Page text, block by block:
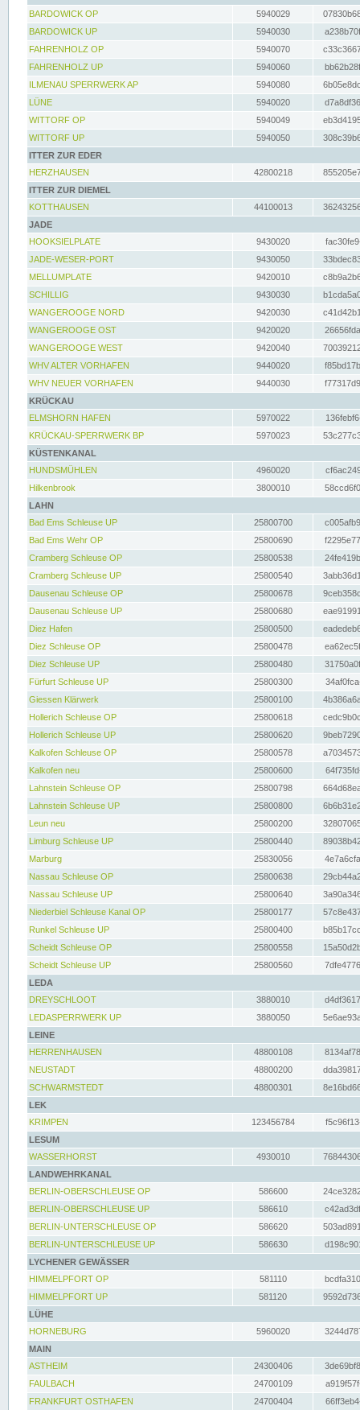
BARDOWICK OP
5940029
BARDOWICK UP
5940030
FAHRENHOLZ OP
5940070
FAHRENHOLZ UP
5940060
ILMENAU SPERRWERK AP
5940080
LÜNE
5940020
WITTORF OP
5940049
WITTORF UP
5940050
ITTER ZUR EDER
HERZHAUSEN
42800218
ITTER ZUR DIEMEL
KOTTHAUSEN
44100013
JADE
HOOKSIELPLATE
9430020
JADE-WESER-PORT
9430050
MELLUMPLATE
9420010
SCHILLIG
9430030
WANGEROOGE NORD
9420030
WANGEROOGE OST
9420020
WANGEROOGE WEST
9420040
WHV ALTER VORHAFEN
9440020
WHV NEUER VORHAFEN
9440030
KRÜCKAU
ELMSHORN HAFEN
5970022
KRÜCKAU-SPERRWERK BP
5970023
KÜSTENKANAL
HUNDSMÜHLEN
4960020
Hilkenbrook
3800010
LAHN
Bad Ems Schleuse UP
25800700
Bad Ems Wehr OP
25800690
Cramberg Schleuse OP
25800538
Cramberg Schleuse UP
25800540
Dausenau Schleuse OP
25800678
Dausenau Schleuse UP
25800680
Diez Hafen
25800500
Diez Schleuse OP
25800478
Diez Schleuse UP
25800480
Fürfurt Schleuse UP
25800300
Giessen Klärwerk
25800100
Hollerich Schleuse OP
25800618
Hollerich Schleuse UP
25800620
Kalkofen Schleuse OP
25800578
Kalkofen neu
25800600
Lahnstein Schleuse OP
25800798
Lahnstein Schleuse UP
25800800
Leun neu
25800200
Limburg Schleuse UP
25800440
Marburg
25830056
Nassau Schleuse OP
25800638
Nassau Schleuse UP
25800640
Niederbiel Schleuse Kanal OP
25800177
Runkel Schleuse UP
25800400
Scheidt Schleuse OP
25800558
Scheidt Schleuse UP
25800560
LEDA
DREYSCHLOOT
3880010
LEDASPERRWERK UP
3880050
LEINE
HERRENHAUSEN
48800108
NEUSTADT
48800200
SCHWARMSTEDT
48800301
LEK
KRIMPEN
123456784
LESUM
WASSERHORST
4930010
LANDWEHRKANAL
BERLIN-OBERSCHLEUSE OP
586600
BERLIN-OBERSCHLEUSE UP
586610
BERLIN-UNTERSCHLEUSE OP
586620
BERLIN-UNTERSCHLEUSE UP
586630
LYCHENER GEWÄSSER
HIMMELPFORT OP
581110
HIMMELPFORT UP
581120
LÜHE
HORNEBURG
5960020
MAIN
ASTHEIM
24300406
FAULBACH
24700109
FRANKFURT OSTHAFEN
24700404